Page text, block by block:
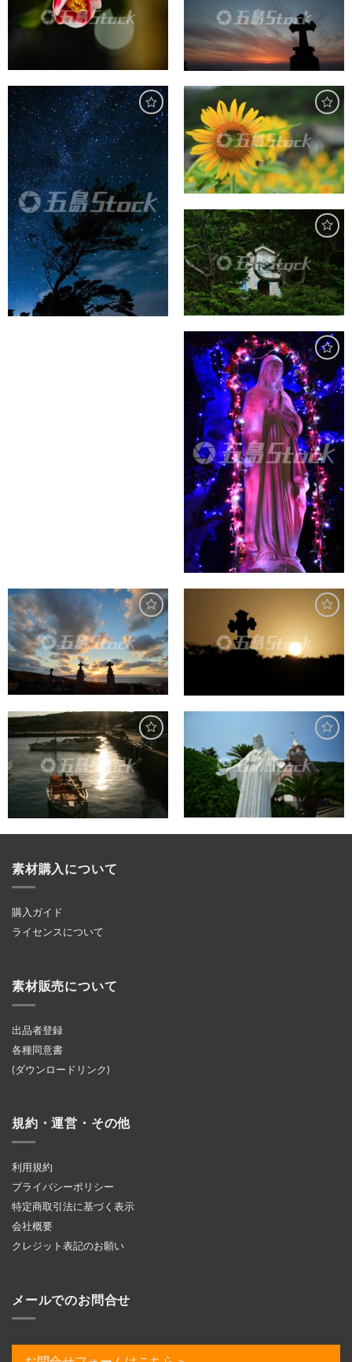
素材購入について
購入ガイド
ライセンスについて
素材販売について
出品者登録
各種同意書
(ダウンロードリンク)
規約・運営・その他
利用規約
プライバシーポリシー
特定商取引法に基づく表示
会社概要
クレジット表記のお願い
メールでのお問合せ